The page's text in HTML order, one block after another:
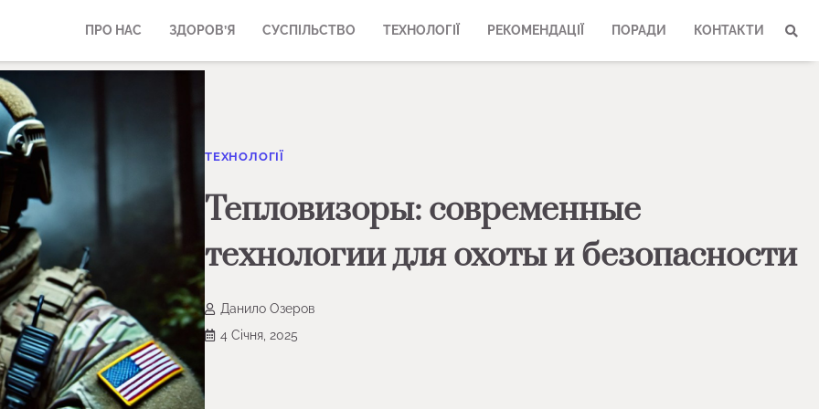
ПРО НАС ЗДОРОВ’Я СУСПІЛЬСТВО ТЕХНОЛОГІЇ РЕКОМЕНДАЦІЇ ПОРАДИ КОНТАКТИ
ТЕХНОЛОГІЇ
Тепловизоры: современные
технологии для охоты и безопасности
Данило Озеров
4 Січня, 2025